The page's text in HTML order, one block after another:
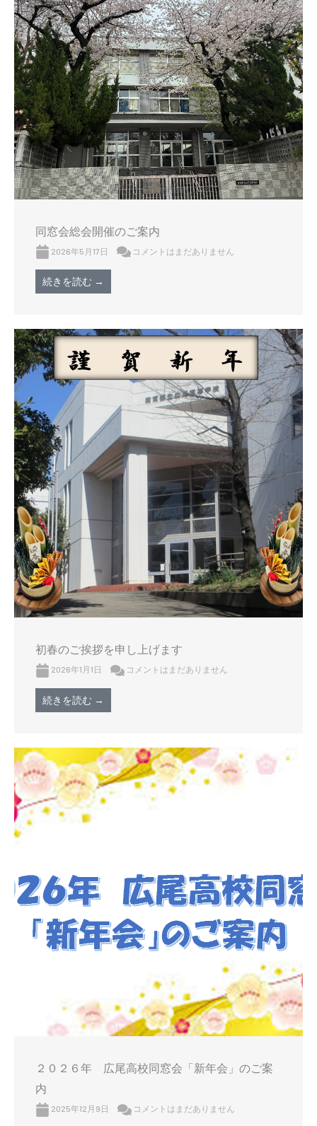
同窓会総会開催のご案内
2026年5月17日 コメントはまだありません
続きを読む →
初春のご挨拶を申し上げます
2026年1月1日 コメントはまだありません
続きを読む →
２０２６年 広尾高校同窓会「新年会」のご案
内
2025年12月9日 コメントはまだありません